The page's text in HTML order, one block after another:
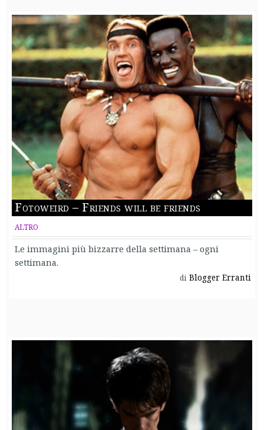
Fotoweird – Friends will be friends
ALTRO
Le immagini più bizzarre della settimana – ogni
settimana.
di Blogger Erranti